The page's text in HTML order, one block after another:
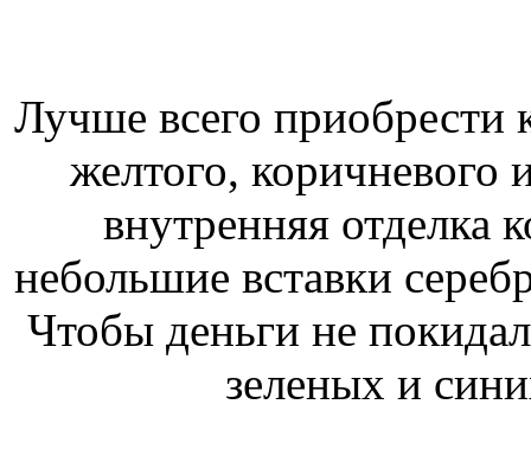
Лучше всего приобрести
желтого, коричневого
внутренняя отделка
небольшие вставки
Чтобы деньги не
зеленых и